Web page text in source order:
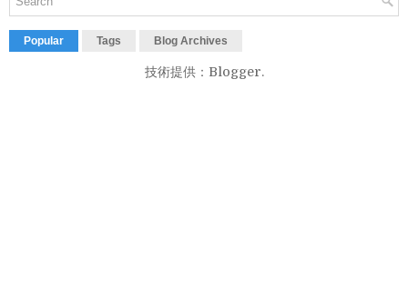
Popular Tags Blog Archives
技術提供： Blogger.